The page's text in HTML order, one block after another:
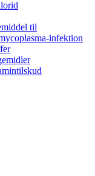
til
infektion